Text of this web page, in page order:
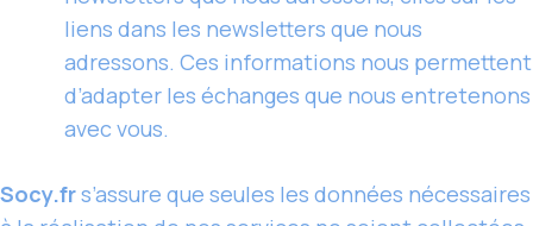
liens dans les newsletters que nous
adressons. Ces informations nous permettent
d’adapter les échanges que nous entretenons
avec vous.
Socy.frs’assure que seules les données nécessaires